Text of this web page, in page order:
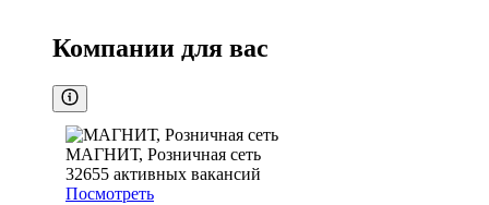
Компании для вас
МАГНИТ, Розничная сеть
32655 активных вакансий
Посмотреть